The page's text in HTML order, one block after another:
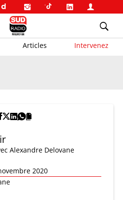
Articles Intervenez
Alexandre Delovane
2020